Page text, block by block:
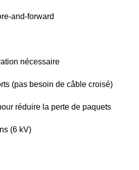
and-forward
nécessaire
(pas besoin de câble croisé)
réduire la perte de paquets
(6 kV)